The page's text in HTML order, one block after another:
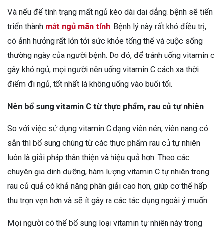
Và nếu để tình trạng mất ngủ kéo dài dai dẳng, bệnh sẽ tiến
triển thành mất ngủ mãn tính. Bệnh lý này rất khó điều trị,
có ảnh hưởng rất lớn tới sức khỏe tổng thể và cuộc sống
thường ngày của người bệnh. Do đó, để tránh uống vitamin c
gây khó ngủ, mọi người nên uống vitamin C cách xa thời
điểm đi ngủ, tốt nhất là không uống vào buổi tối.
Nên bổ sung vitamin C từ thực phẩm, rau củ tự nhiên
So với việc sử dụng vitamin C dạng viên nén, viên nang có
sẵn thì bổ sung chúng từ các thực phẩm rau củ tự nhiên
luôn là giải pháp thân thiện và hiệu quả hơn. Theo các
chuyên gia dinh dưỡng, hàm lượng vitamin C tự nhiên trong
rau củ quả có khả năng phân giải cao hơn, giúp cơ thể hấp
thu trọn vẹn hơn và sẽ ít gây ra các tác dụng ngoài ý muốn.
Mọi người có thể bổ sung loại vitamin tự nhiên này trong